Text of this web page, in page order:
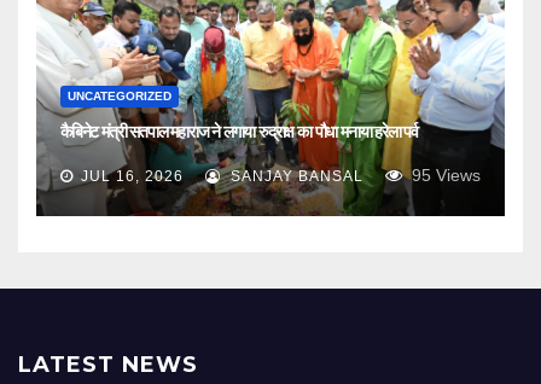
UNCATEGORIZED
कैबिनेट मंत्री सतपाल महाराज ने लगाया रुद्राक्ष का पौधा मनाया हरेला पर्व
JUL 16, 2026 SANJAY BANSAL 95 Views
LATEST NEWS